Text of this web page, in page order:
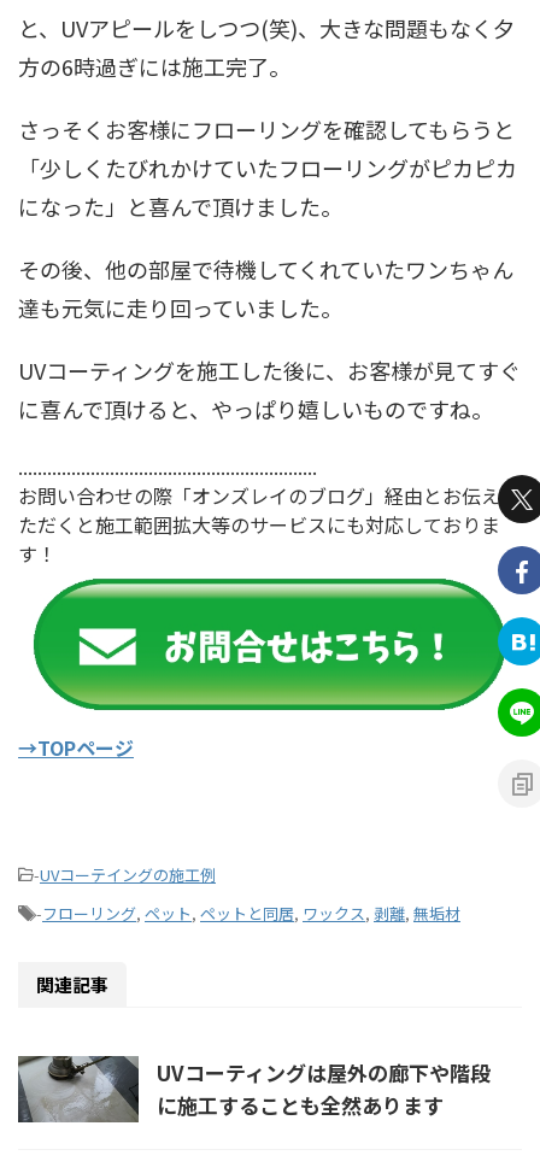
と、UVアピールをしつつ(笑)、大きな問題もなく夕
方の6時過ぎには施工完了。
さっそくお客様にフローリングを確認してもらうと
「少しくたびれかけていたフローリングがピカピカ
になった」と喜んで頂けました。
その後、他の部屋で待機してくれていたワンちゃん
達も元気に走り回っていました。
UVコーティングを施工した後に、お客様が見てすぐ
に喜んで頂けると、やっぱり嬉しいものですね。
..............................................................
お問い合わせの際「オンズレイのブログ」経由とお伝えい
ただくと施工範囲拡大等のサービスにも対応しておりま
す！
→TOPページ
-UVコーテイングの施工例
-フローリング, ペット, ペットと同居, ワックス, 剥離, 無垢材
関連記事
UVコーティングは屋外の廊下や階段
に施工することも全然あります